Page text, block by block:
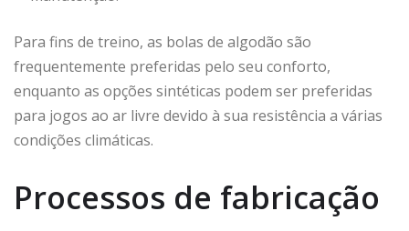
Para fins de treino, as bolas de algodão são
frequentemente preferidas pelo seu conforto,
enquanto as opções sintéticas podem ser preferidas
para jogos ao ar livre devido à sua resistência a várias
condições climáticas.
Processos de fabricação